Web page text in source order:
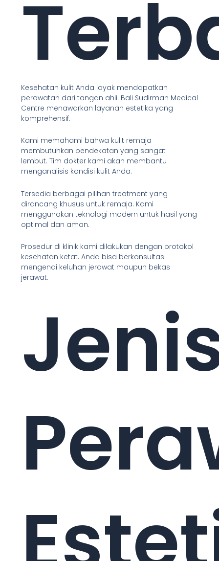
Kesehatan kulit Anda layak mendapatkan
perawatan dari tangan ahli. Bali Sudirman Medical
Centre menawarkan layanan estetika yang
komprehensif.
Kami memahami bahwa kulit remaja
membutuhkan pendekatan yang sangat
lembut. Tim dokter kami akan membantu
menganalisis kondisi kulit Anda.
Tersedia berbagai pilihan treatment yang
dirancang khusus untuk remaja. Kami
menggunakan teknologi modern untuk hasil yang
optimal dan aman.
Prosedur di klinik kami dilakukan dengan protokol
kesehatan ketat. Anda bisa berkonsultasi
mengenai keluhan jerawat maupun bekas
jerawat.